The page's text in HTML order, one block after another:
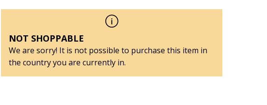
NOT SHOPPABLE
We are sorry! It is not possible to purchase this item in
the country you are currently in.